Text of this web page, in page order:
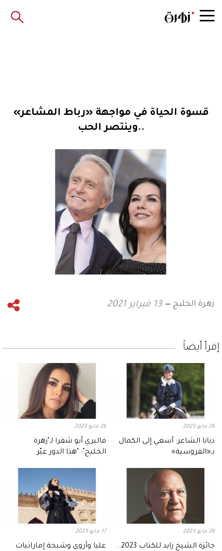
قسوة الحياة في مواجهة «رباط المشاعر»
..وينتصر الحب
زهرة الخليج 13 فبراير 2021
إقرأ أيضاً
26 مايو 2023
ديانا الشاعر: أسعي إلى الكمال
بـ«الفروسية»
26 مايو 2023
فاليري أبو شقرا لـ"زهرة
الخليج": "هذا الدور غيّر
26 مايو 2023
جائزة الشيخ زايد للكتاب 2023..
17 مايو 2023
عليا وأروى وشيخة إماراتيات